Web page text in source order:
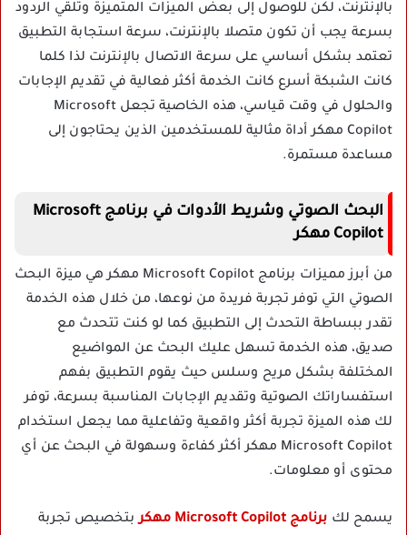
بالإنترنت، لكن للوصول إلى بعض الميزات المتميزة وتلقي الردود
بسرعة يجب أن تكون متصلا بالإنترنت، سرعة استجابة التطبيق
تعتمد بشكل أساسي على سرعة الاتصال بالإنترنت لذا كلما
كانت الشبكة أسرع كانت الخدمة أكثر فعالية في تقديم الإجابات
والحلول في وقت قياسي، هذه الخاصية تجعل Microsoft
Copilot مهكر أداة مثالية للمستخدمين الذين يحتاجون إلى
مساعدة مستمرة.
البحث الصوتي وشريط الأدوات في برنامج M​​icrosoft
Copilot مهكر
من أبرز مميزات برنامج Microsoft Copilot مهكر هي ميزة البحث
الصوتي التي توفر تجربة فريدة من نوعها، من خلال هذه الخدمة
تقدر ببساطة التحدث إلى التطبيق كما لو كنت تتحدث مع
صديق، هذه الخدمة تسهل عليك البحث عن المواضيع
المختلفة بشكل مريح وسلس حيث يقوم التطبيق بفهم
استفساراتك الصوتية وتقديم الإجابات المناسبة بسرعة، توفر
لك هذه الميزة تجربة أكثر واقعية وتفاعلية مما يجعل استخدام
Microsoft Copilot مهكر أكثر كفاءة وسهولة في البحث عن أي
محتوى أو معلومات.
يسمح لك برنامج Microsoft Copilot مهكر
بتخصيص تجربة